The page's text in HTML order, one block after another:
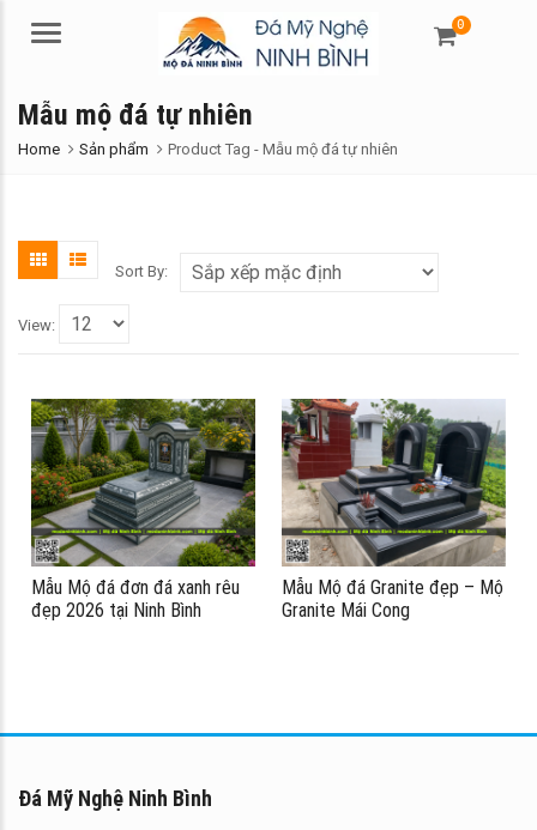
Menu
0
Mẫu mộ đá tự nhiên
Home Sản phẩm Product Tag - Mẫu mộ đá tự nhiên
Sort By:
View:
Mẫu Mộ đá đơn đá xanh rêu
đẹp 2026 tại Ninh Bình
Mẫu Mộ đá Granite đẹp – Mộ
Granite Mái Cong
Đá Mỹ Nghệ Ninh Bình